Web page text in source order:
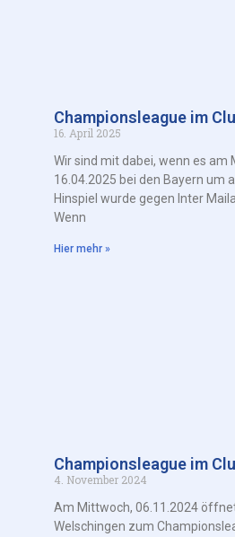
Championsleague im
16. April 2025
Wir sind mit dabei, wenn es am
16.04.2025 bei den Bayern um
Hinspiel wurde gegen Inter
Wenn
Hier mehr »
Championsleague im
4. November 2024
Am Mittwoch, 06.11.2024
Welschingen zum